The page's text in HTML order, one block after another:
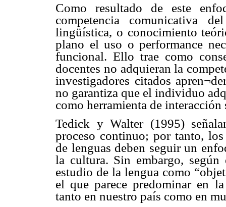
Como resultado de este
competencia comunicativa
lingüística, o conocimiento
plano el uso o performance
funcional. Ello trae como
docentes no adquieran la
investigadores citados
no garantiza que el individuo
como herramienta de interacción
Tedick y Walter (1995)
proceso continuo; por tanto,
de lenguas deben seguir un
la cultura. Sin embargo, según
estudio de la lengua como
el que parece predominar en
tanto en nuestro país como en